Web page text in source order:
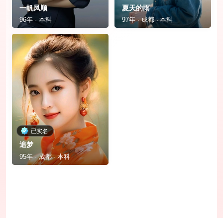
一帆凤顺
96年 · 本科
夏天的雨
97年 · 成都 · 本科
已实名
追梦
95年 · 成都 · 本科